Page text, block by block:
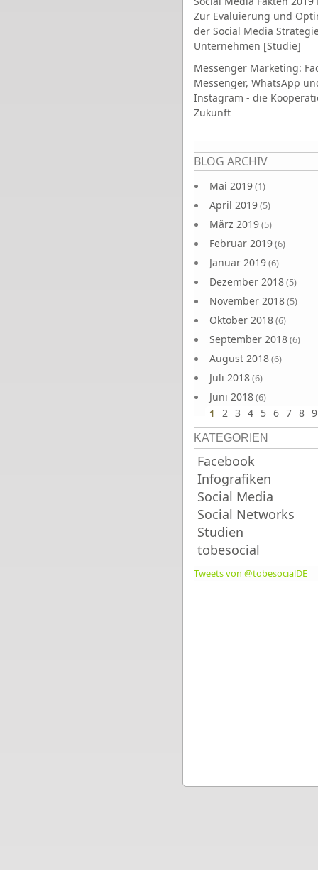
Zur Evaluierung und
der Social Media
Unternehmen [Studie]
Messenger Marketing:
Messenger, WhatsApp
Instagram - die
Zukunft
BLOG ARCHIV
Mai 2019(1)
April 2019(5)
März 2019(5)
Februar 2019(6)
Januar 2019(6)
Dezember 2018(5)
November 2018(5)
Oktober 2018(6)
September 2018(6)
August 2018(6)
Juli 2018(6)
Juni 2018(6)
Seiten
1 2 3 4 5 6 7 8 9
KATEGORIEN
Facebook
Infografiken
Social Media
Social Networks
Studien
tobesocial
Tweets von @tobesocialDE